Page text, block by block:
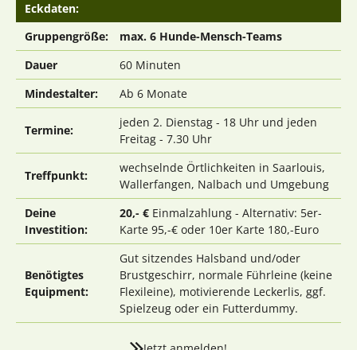
Eckdaten:
Gruppengröße:
max. 6 Hunde-Mensch-Teams
Dauer
60 Minuten
Mindestalter:
Ab 6 Monate
Termine:
jeden 2. Dienstag - 18 Uhr und jeden
Freitag - 7.30 Uhr
Treffpunkt:
wechselnde Örtlichkeiten in Saarlouis,
Wallerfangen, Nalbach und Umgebung
Deine
Investition:
20,- € Einmalzahlung - Alternativ: 5er-
Karte 95,-€ oder 10er Karte 180,-Euro
Benötigtes
Equipment:
Gut sitzendes Halsband und/oder
Brustgeschirr, normale Führleine (keine
Flexileine), motivierende Leckerlis, ggf.
Spielzeug oder ein Futterdummy.